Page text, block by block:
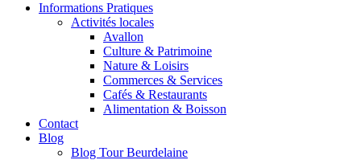
Informations Pratiques
Activités locales
Avallon
Culture & Patrimoine
Nature & Loisirs
Commerces & Services
Cafés & Restaurants
Alimentation & Boisson
Contact
Blog
Blog Tour Beurdelaine